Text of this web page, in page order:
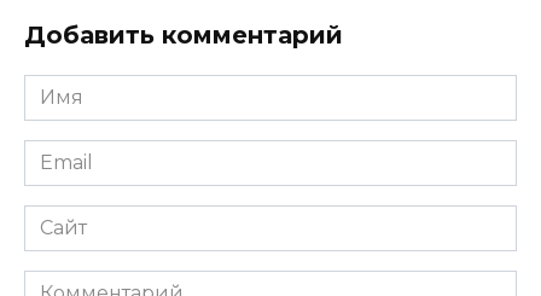
Добавить комментарий
Имя
*
Email
*
Сайт
Комментарий